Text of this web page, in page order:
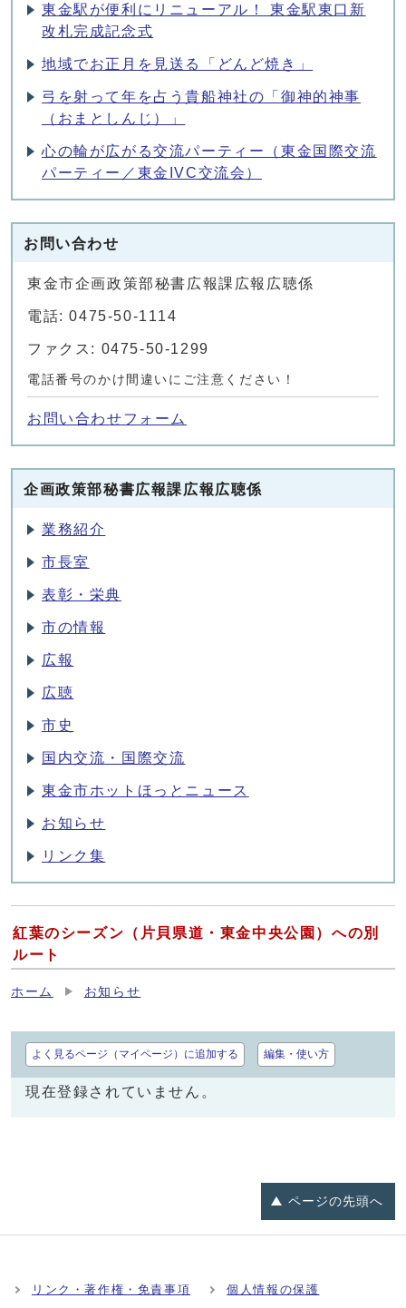
東金駅が便利にリニューアル！ 東金駅東口新
改札完成記念式
地域でお正月を見送る「どんど焼き」
弓を射って年を占う貴船神社の「御神的神事
（おまとしんじ）」
心の輪が広がる交流パーティー（東金国際交流
パーティー／東金IVC交流会）
お問い合わせ
東金市企画政策部秘書広報課広報広聴係
電話: 0475-50-1114
ファクス: 0475-50-1299
電話番号のかけ間違いにご注意ください！
お問い合わせフォーム
企画政策部秘書広報課広報広聴係
業務紹介
市長室
表彰・栄典
市の情報
広報
広聴
市史
国内交流・国際交流
東金市ホットほっとニュース
お知らせ
リンク集
紅葉のシーズン（片貝県道・東金中央公園）への別
ルート
ホーム お知らせ
よく見るページ（マイページ）に追加する 編集・使い方
現在登録されていません。
ページの先頭へ
リンク・著作権・免責事項 個人情報の保護